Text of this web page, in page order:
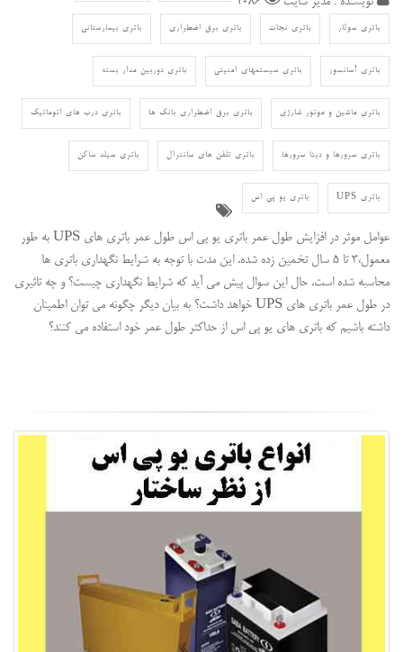
باتری سولار باتری نجات باتری برق اضطراری باتری بیمارستانی
باتری آسانسور باتری سیستمهای امنیتی باتری دوربین مدار بسته
باتری ماشین و موتور شارژی باتری برق اضطراری بانک ها باتری درب های اتوماتیک
باتری سرورها و دیتا سرورها باتری تلفن های سانترال باتری سیلد ساکن
باتری UPS باتری یو پی اس
عوامل موثر در افزایش طول عمر باتری یو پی اس طول عمر باتری های UPS به طور
معمول،۳ تا ۵ سال تخمین زده شده. این مدت با توجه به شرایط نگهداری باتری ها
محاسبه شده است. حال این سوال پیش می آید که شرایط نگهداری چیست؟ و چه تاثیری
در طول عمر باتری های UPS خواهد داشت؟ به بیان دیگر چگونه می توان اطمینان
داشته باشیم که باتری های یو پی اس از حداکثر طول عمر خود استفاده می کنند؟